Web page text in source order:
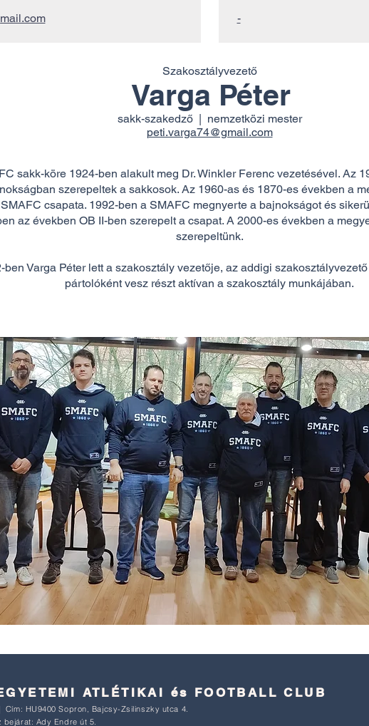
-
Szakosztályvezető
Varga Péter
sakk-szakedző | nemzetközi mester
peti.varga74@gmail.com
sakk-köre 1924-ben alakult meg Dr. Winkler Ferenc vezetésével. Az
szerepeltek a sakkosok. Az 1960-as és 1870-es években a
csapata. 1992-ben a SMAFC megnyerte a bajnokságot és
az években OB II-ben szerepelt a csapat. A 2000-es években a
szerepeltünk.
ben Varga Péter lett a szakosztály vezetője, az addigi
pártolóként vesz részt aktívan a szakosztály munkájában.
ATLÉTIKAI és FOOTBALL CLUB
Cím: HU9400 Sopron, Bajcsy-Zsilinszky utca 4.
Ady Endre út 5.